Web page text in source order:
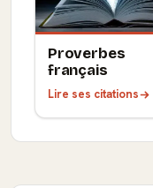
Proverbes
français
Lire ses citations